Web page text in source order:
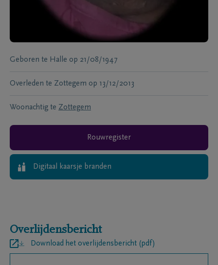
Geboren te Halle op 21/08/1947
Overleden te Zottegem op 13/12/2013
Woonachtig te Zottegem
Rouwregister
Digitaal kaarsje branden
Overlijdensbericht
Download het overlijdensbericht (pdf)